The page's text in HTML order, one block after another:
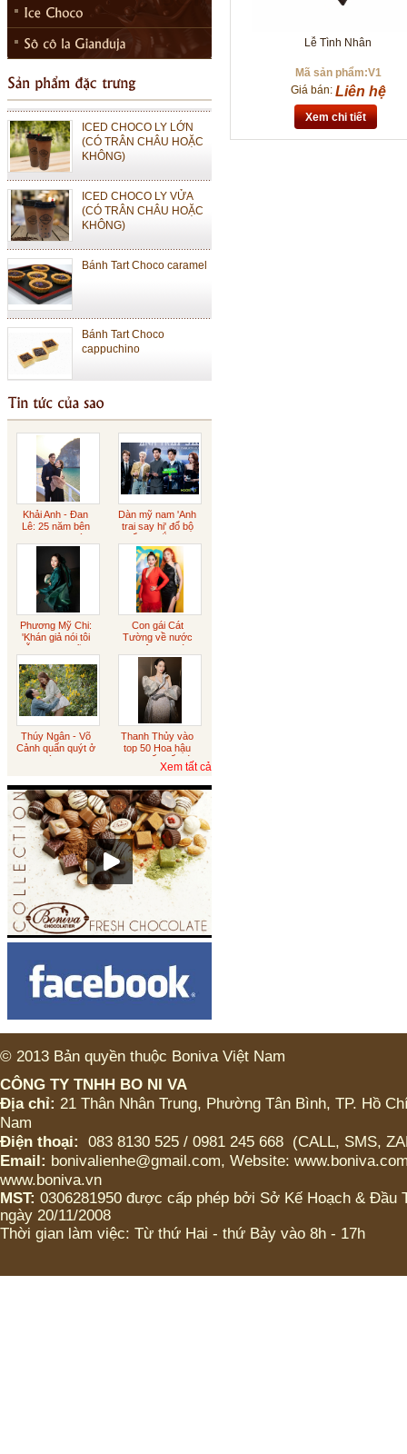
HOẶC KHÔNG)
ICED CHOCO MOKA LY
VỪA (CÓ TRÂN CHÂU
HOẶC KHÔNG)
(CÓ TRÂN CHÂU HOẶC
KHÔNG)
(CÓ TRÂN CHÂU HOẶC
KHÔNG)
cappuchino
thống
Bánh Cheese Tart Lớn
Bánh Cheese Tart Nhỏ
Sôcôla Gianduja
Sôcôla rắc vàng
Sôcôla vỏ cam
Tết trung thu
Sôcôla Theo Yêu Cầu
Khách Hàng
Theo Yêu Cầu
ICED CHOCO MOKA LY
LỚN (CÓ TRÂN CHÂU
HOẶC KHÔNG)
ICED CHOCO MOKA LY
VỪA (CÓ TRÂN CHÂU
HOẶC KHÔNG)
ICED CHOCO LY LỚN
(CÓ TRÂN CHÂU HOẶC
Khải Anh - Đan
Lê: 25 năm bên
nhau ngọt ngào
Dàn mỹ nam 'Anh
trai say hi' đổ bộ
buổi ra mắt phim
Phương Mỹ Chi:
'Khán giả nói tôi
diễn sượng cũng
Con gái Cát
Tường về nước
xin việc sau tám
năm du học
Australia
Thúy Ngân - Võ
Cảnh quấn quýt ở
Đà Lạt
Thanh Thủy vào
top 50 Hoa hậu
đẹp nhất thế giới
Xem tất cả
Lễ Tình Nhân
Mã sản phẩm:V1
Giá bán: Liên hệ
Xem chi tiết
© 2013 Bản quyền thuộc Boniva Việt Nam
CÔNG TY TNHH BO NI VA
Địa chỉ: 21 Thân Nhân Trung, Phường Tân Bình, TP. Hồ
Nam
Điện thoại:
083 8130 525 / 0981 245 668 (CALL, SMS,
Email: bonivalienhe@gmail.com, Website:
www.boniva.vn
MST: 0306281950 được cấp phép bởi Sở Kế Hoạch & Đầu
ngày 20/11/2008
Thời gian làm việc: Từ thứ Hai - thứ Bảy vào 8h - 17h